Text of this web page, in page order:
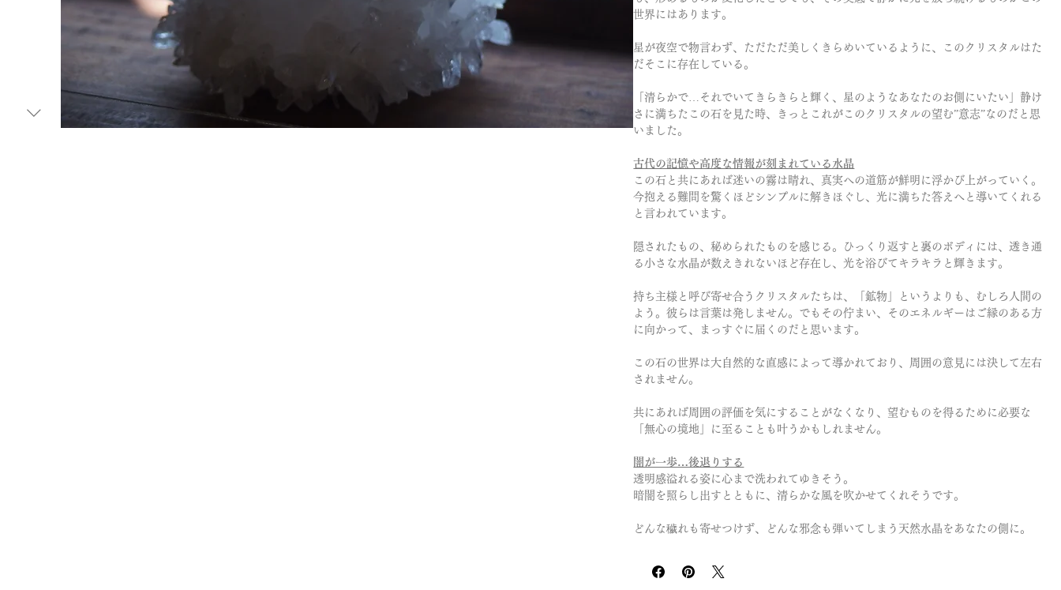
世界にはあります。
星が夜空で物言わず、ただただ美しくきらめいているように、このクリスタルはた
だそこに存在している。
「清らかで…それでいてきらきらと輝く、星のようなあなたのお側にいたい」静け
さに満ちたこの石を見た時、きっとこれがこのクリスタルの望む”意志”なのだと思
いました。
古代の記憶や高度な情報が刻まれている水晶
この石と共にあれば迷いの霧は晴れ、真実への道筋が鮮明に浮かび上がっていく。
今抱える難問を驚くほどシンプルに解きほぐし、光に満ちた答えへと導いてくれる
と言われています。
隠されたもの、秘められたものを感じる。ひっくり返すと裏のボディには、透き通
る小さな水晶が数えきれないほど存在し、光を浴びてキラキラと輝きます。
持ち主様と呼び寄せ合うクリスタルたちは、「鉱物」というよりも、むしろ人間の
よう。彼らは言葉は発しません。でもその佇まい、そのエネルギーはご縁のある方
に向かって、まっすぐに届くのだと思います。
この石の世界は大自然的な直感によって導かれており、周囲の意見には決して左右
されません。
共にあれば周囲の評価を気にすることがなくなり、望むものを得るために必要な
「無心の境地」に至ることも叶うかもしれません。
闇が一歩…後退りする
透明感溢れる姿に心まで洗われてゆきそう。
暗闇を照らし出すとともに、清らかな風を吹かせてくれそうです。
どんな穢れも寄せつけず、どんな邪念も弾いてしまう天然水晶をあなたの側に。